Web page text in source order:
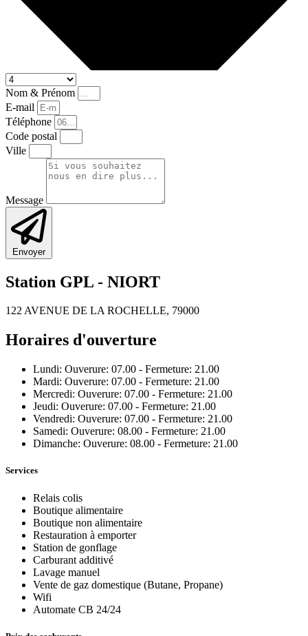
Nom & Prénom
E-mail
Téléphone
Code postal
Ville
Message
Envoyer
Station GPL - NIORT
122 AVENUE DE LA ROCHELLE, 79000
Horaires d'ouverture
Lundi: Ouverure: 07.00 - Fermeture: 21.00
Mardi: Ouverure: 07.00 - Fermeture: 21.00
Mercredi: Ouverure: 07.00 - Fermeture: 21.00
Jeudi: Ouverure: 07.00 - Fermeture: 21.00
Vendredi: Ouverure: 07.00 - Fermeture: 21.00
Samedi: Ouverure: 08.00 - Fermeture: 21.00
Dimanche: Ouverure: 08.00 - Fermeture: 21.00
Services
Relais colis
Boutique alimentaire
Boutique non alimentaire
Restauration à emporter
Station de gonflage
Carburant additivé
Lavage manuel
Vente de gaz domestique (Butane, Propane)
Wifi
Automate CB 24/24